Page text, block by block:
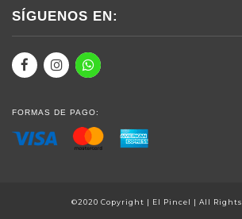
SÍGUENOS EN:
FORMAS DE PAGO:
©2020 Copyright | El Pincel | All Rights